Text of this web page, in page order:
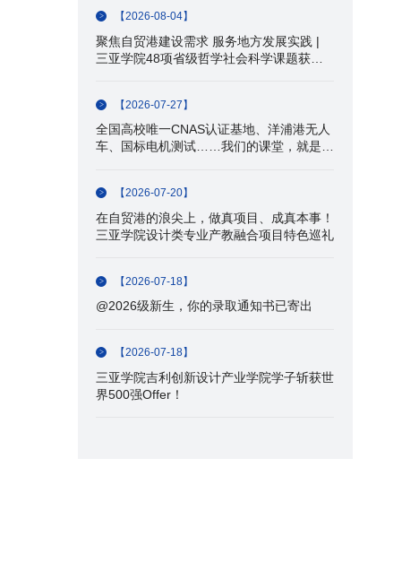
【2026-08-04】
聚焦自贸港建设需求 服务地方发展实践 |
三亚学院48项省级哲学社会科学课题获批
【2026-07-27】
全国高校唯一CNAS认证基地、洋浦港无人
车、国标电机测试……我们的课堂，就是产
【2026-07-20】
在自贸港的浪尖上，做真项目、成真本事！
三亚学院设计类专业产教融合项目特色巡礼
【2026-07-18】
@2026级新生，你的录取通知书已寄出
【2026-07-18】
三亚学院吉利创新设计产业学院学子斩获世
界500强Offer！